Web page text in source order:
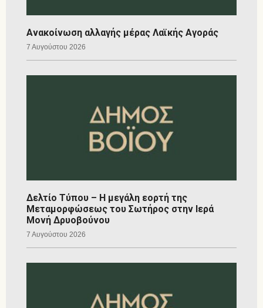
Ανακοίνωση αλλαγής μέρας Λαϊκής Αγοράς
7 Αυγούστου 2026
Δελτίο Τύπου – Η μεγάλη εορτή της
Μεταμορφώσεως του Σωτήρος στην Ιερά
Μονή Δρυοβούνου
7 Αυγούστου 2026